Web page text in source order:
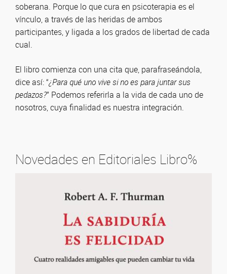
soberana. Porque lo que cura en psicoterapia es el
vínculo, a través de las heridas de ambos
participantes, y ligada a los grados de libertad de cada
cual.
El libro comienza con una cita que, parafraseándola,
dice así: “¿Para qué uno vive si no es para juntar sus
pedazos?” Podemos referirla a la vida de cada uno de
nosotros, cuya finalidad es nuestra integración.
Novedades en Editoriales Libro%